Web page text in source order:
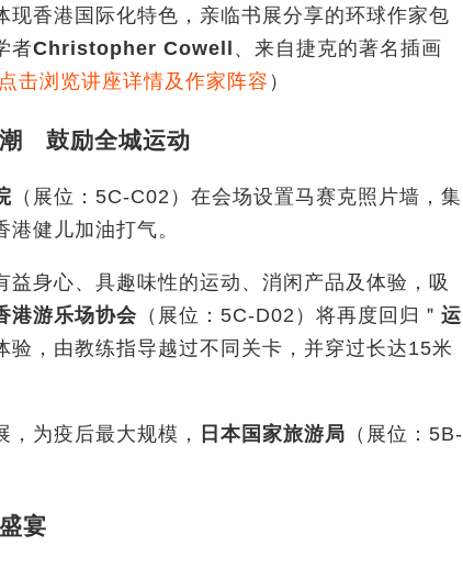
现香港国际化特色，亲临书展分享的环球作家包
者Christopher Cowell 、来自捷克的著名插画
点击浏览讲座详情及作家阵容 ）
潮 鼓励全城运动
（展位： 5C-C02 ）在会场设置马赛克照片墙，集
健儿加油打气。
益身心、具趣味性的运动、消闲产品及体验，吸
港游乐场协会 （展位：5C-D02 ）将再度回归＂ 运
验，由教练指导越过不同关卡，并穿过长达15米
，为疫后最大规模， 日本国家旅游局 （展位：5B-
宴